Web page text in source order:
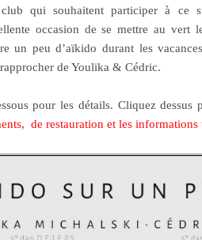
qui souhaitent participer à ce
occasion de se mettre au vert
un peu d’aïkido durant les
de Youlika & Cédric.
pour les détails. Cliquez dessus
de restauration et les